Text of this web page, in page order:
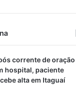
corrente de oração
hospital, paciente
alta em Itaguaí